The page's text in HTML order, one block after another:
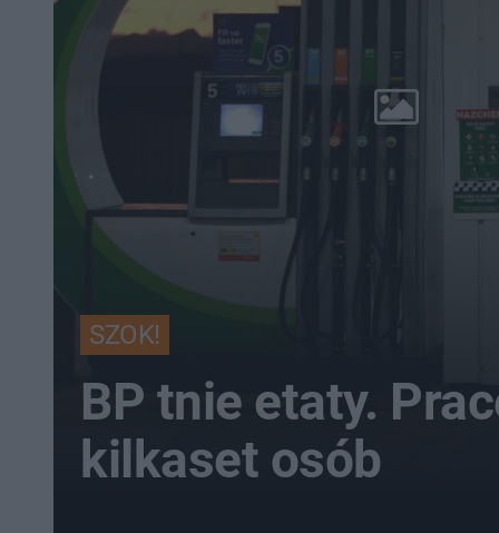
SZOK!
BP tnie etaty.
kilkaset osób